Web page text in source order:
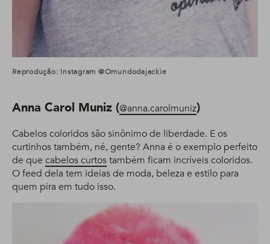
Reprodução: Instagram @omundodajackie
Anna Carol Muniz (@anna.carolmuniz)
Cabelos coloridos são sinônimo de liberdade. E os
curtinhos também, né, gente? Anna é o exemplo perfeito
de que cabelos curtostambém ficam incríveis coloridos.
O feed dela tem ideias de moda, beleza e estilo para
quem pira em tudo isso.